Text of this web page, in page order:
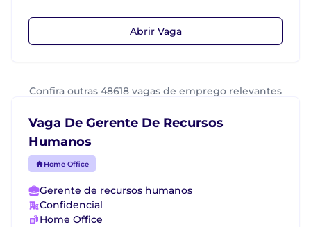
Abrir Vaga
Confira outras 48618 vagas de emprego relevantes
Vaga De Gerente De Recursos
Humanos
Home Office
Gerente de recursos humanos
Confidencial
Home Office